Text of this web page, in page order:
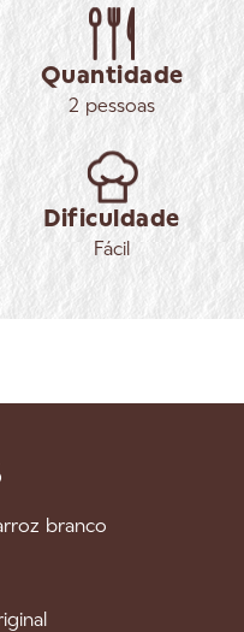
Quantidade
2 pessoas
Dificuldade
Fácil
branco